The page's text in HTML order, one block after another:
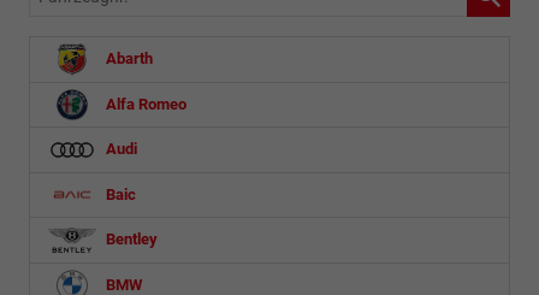
Abarth
Alfa Romeo
Audi
Baic
Bentley
BMW